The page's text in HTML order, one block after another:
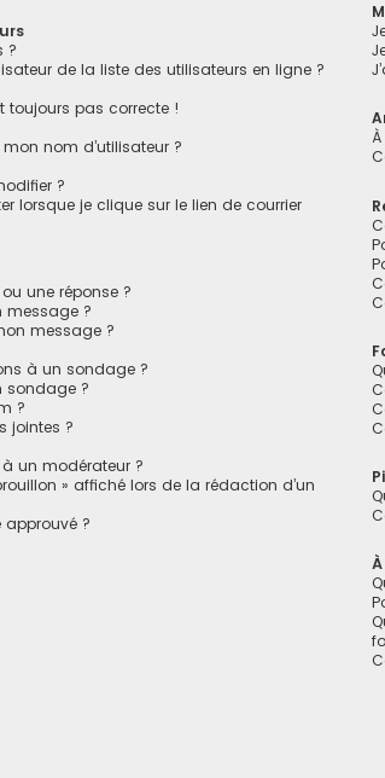
?
de la liste des utilisateurs en ligne ?
toujours pas correcte !
nom d’utilisateur ?
?
lorsque je clique sur le lien de courrier
une réponse ?
message ?
message ?
à un sondage ?
sondage ?
?
jointes ?
un modérateur ?
» affiché lors de la rédaction d’un
?